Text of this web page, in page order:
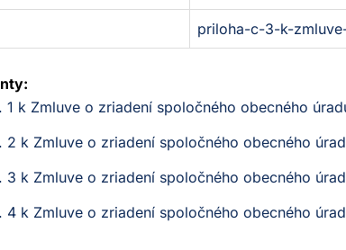
priloha-c-3-k-
k Zmluve o zriadení spoločného obecného
k Zmluve o zriadení spoločného obecného
k Zmluve o zriadení spoločného obecného
k Zmluve o zriadení spoločného obecného